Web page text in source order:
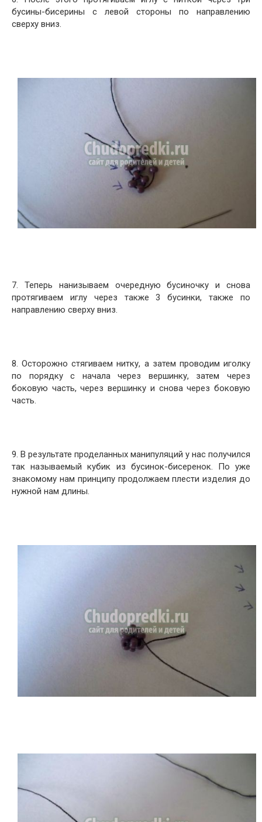
бусины-бисерины с левой стороны по направлению
сверху вниз.
7. Теперь нанизываем очередную бусиночку и снова
протягиваем иглу через также 3 бусинки, также по
направлению сверху вниз.
8. Осторожно стягиваем нитку, а затем проводим иголку
по порядку с начала через вершинку, затем через
боковую часть, через вершинку и снова через боковую
часть.
9. В результате проделанных манипуляций у нас получился
так называемый кубик из бусинок-бисеренок. По уже
знакомому нам принципу продолжаем плести изделия до
нужной нам длины.